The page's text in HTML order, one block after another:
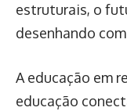
estruturais, o
desenhando
A educação em
educação